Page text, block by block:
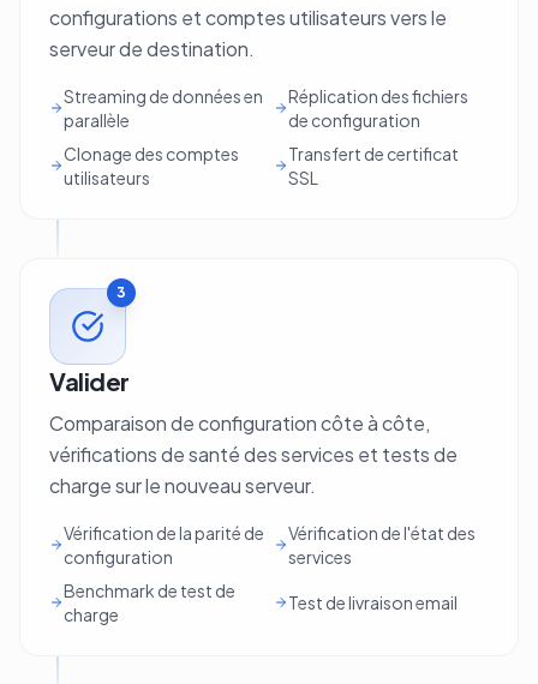
configurations et comptes utilisateurs vers le
serveur de destination.
Streaming de données en
parallèle
Réplication des fichiers
de configuration
Clonage des comptes
utilisateurs
Transfert de certificat
SSL
3
Valider
Comparaison de configuration côte à côte,
vérifications de santé des services et tests de
charge sur le nouveau serveur.
Vérification de la parité de
configuration
Vérification de l'état des
services
Benchmark de test de
charge
Test de livraison email